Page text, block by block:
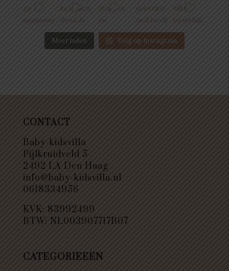
Meer laden Volg op Instagram
CONTACT
Baby-kidsvilla
Pijlkruidveld 5
2492 LA Den Haag
info@baby-kidsvilla.nl
0618334956
KVK: 83992499
BTW: NL003907717B07
CATEGORIEEEN